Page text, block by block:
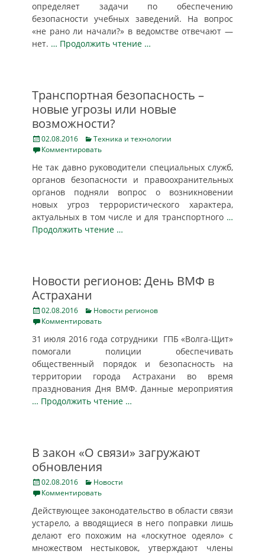
определяет задачи по обеспечению
безопасности учебных заведений. На вопрос
«не рано ли начали?» в ведомстве отвечают —
нет. … Продолжить чтение …
Транспортная безопасность –
новые угрозы или новые
возможности?
Posted
on
02.08.2016 Categories
Техника и технологии
Комментировать
Не так давно руководители специальных служб,
органов безопасности и правоохранительных
органов подняли вопрос о возникновении
новых угроз террористического характера,
актуальных в том числе и для транспортного …
Продолжить чтение …
Новости регионов: День ВМФ в
Астрахани
Posted
on
02.08.2016 Categories
Новости регионов
Комментировать
31 июля 2016 года сотрудники ГПБ «Волга-Щит»
помогали полиции обеспечивать
общественный порядок и безопасность на
территории города Астрахани во время
празднования Дня ВМФ. Данные мероприятия
… Продолжить чтение …
В закон «О связи» загружают
обновления
Posted
on
02.08.2016 Categories
Новости
Комментировать
Действующее законодательство в области связи
устарело, а вводящиеся в него поправки лишь
делают его похожим на «лоскутное одеяло» с
множеством нестыковок, утверждают члены